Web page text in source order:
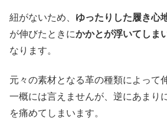
紐がないため、 ゆったりした履き心
が伸びたときにかかとが浮いてしま
なります。
元々の素材となる革の種類によって
一概には言えませんが、逆にあまり
を痛めてしまいます。